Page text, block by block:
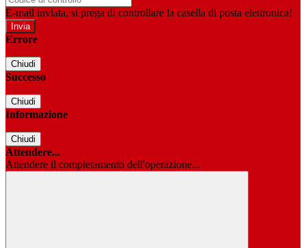
E-mail inviata, si prega di controllare la casella di posta elettronica!
Errore
Chiudi
Successo
Chiudi
Informazione
Chiudi
Attendere...
Attendere il completamento dell'operazione...